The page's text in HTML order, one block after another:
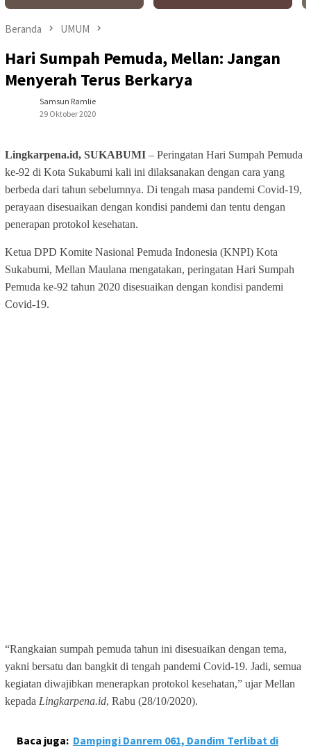
Beranda UMUM
Hari Sumpah Pemuda, Mellan: Jangan
Menyerah Terus Berkarya
Samsun Ramlie
29 Oktober 2020
Lingkarpena.id, SUKABUMI – Peringatan Hari Sumpah Pemuda
ke-92 di Kota Sukabumi kali ini dilaksanakan dengan cara yang
berbeda dari tahun sebelumnya. Di tengah masa pandemi Covid-19,
perayaan disesuaikan dengan kondisi pandemi dan tentu dengan
penerapan protokol kesehatan.
Ketua DPD Komite Nasional Pemuda Indonesia (KNPI) Kota
Sukabumi, Mellan Maulana mengatakan, peringatan Hari Sumpah
Pemuda ke-92 tahun 2020 disesuaikan dengan kondisi pandemi
Covid-19.
“Rangkaian sumpah pemuda tahun ini disesuaikan dengan tema,
yakni bersatu dan bangkit di tengah pandemi Covid-19. Jadi, semua
kegiatan diwajibkan menerapkan protokol kesehatan,” ujar Mellan
kepada Lingkarpena.id, Rabu (28/10/2020).
Baca juga: Dampingi Danrem 061, Dandim Terlibat di